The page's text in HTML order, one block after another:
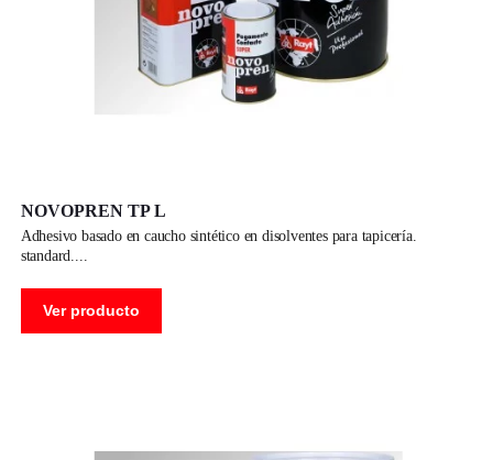
NOVOPREN TP L
adhesivo basado en caucho sintético en disolventes para tapicería.
standard.
Ver producto